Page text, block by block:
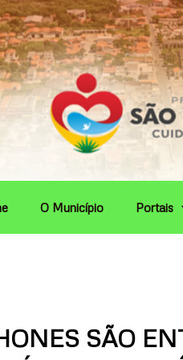
O Município Portais
SÃO